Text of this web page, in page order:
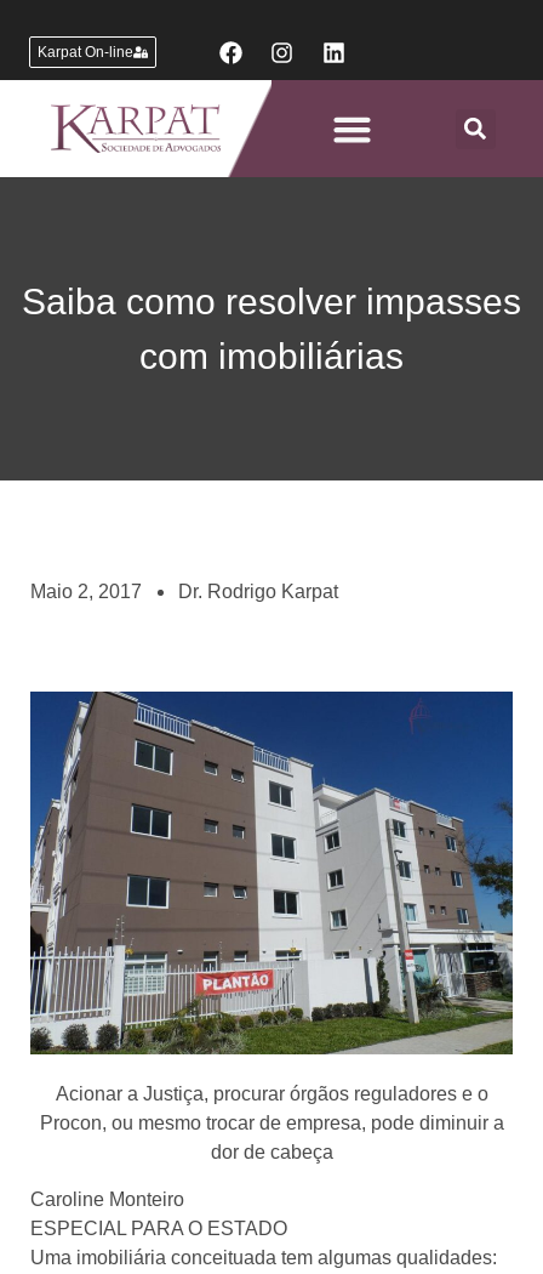
Karpat On-line
Saiba como resolver impasses
com imobiliárias
Maio 2, 2017 Dr. Rodrigo Karpat
Acionar a Justiça, procurar órgãos reguladores e o
Procon, ou mesmo trocar de empresa, pode diminuir a
dor de cabeça
Caroline Monteiro
ESPECIAL PARA O ESTADO
Uma imobiliária conceituada tem algumas qualidades: